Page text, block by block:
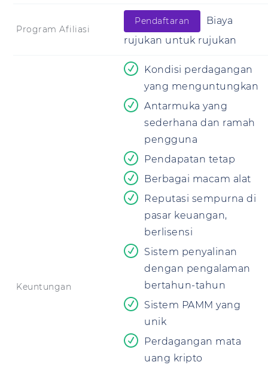
Program Afiliasi
Pendaftaran
Biaya
rujukan untuk rujukan
Keuntungan
Kondisi perdagangan
yang menguntungkan
Antarmuka yang
sederhana dan ramah
pengguna
Pendapatan tetap
Berbagai macam alat
Reputasi sempurna di
pasar keuangan,
berlisensi
Sistem penyalinan
dengan pengalaman
bertahun-tahun
Sistem PAMM yang
unik
Perdagangan mata
uang kripto